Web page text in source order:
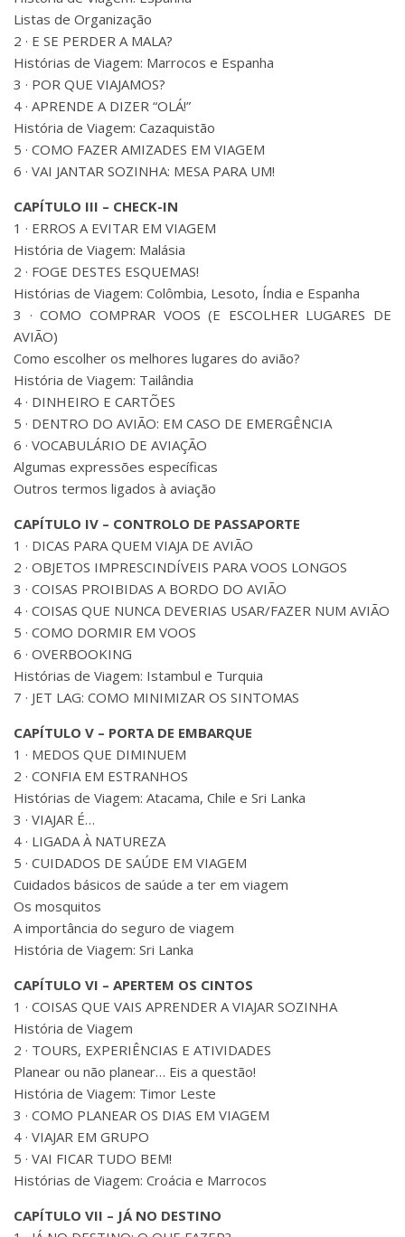
Listas de Organização
2 · E SE PERDER A MALA?
Histórias de Viagem: Marrocos e Espanha
3 · POR QUE VIAJAMOS?
4 · APRENDE A DIZER “OLÁ!”
História de Viagem: Cazaquistão
5 · COMO FAZER AMIZADES EM VIAGEM
6 · VAI JANTAR SOZINHA: MESA PARA UM!
CAPÍTULO III – CHECK-IN
1 · ERROS A EVITAR EM VIAGEM
História de Viagem: Malásia
2 · FOGE DESTES ESQUEMAS!
Histórias de Viagem: Colômbia, Lesoto, Índia e Espanha
3 · COMO COMPRAR VOOS (E ESCOLHER LUGARES DE
AVIÃO)
Como escolher os melhores lugares do avião?
História de Viagem: Tailândia
4 · DINHEIRO E CARTÕES
5 · DENTRO DO AVIÃO: EM CASO DE EMERGÊNCIA
6 · VOCABULÁRIO DE AVIAÇÃO
Algumas expressões específicas
Outros termos ligados à aviação
CAPÍTULO IV – CONTROLO DE PASSAPORTE
1 · DICAS PARA QUEM VIAJA DE AVIÃO
2 · OBJETOS IMPRESCINDÍVEIS PARA VOOS LONGOS
3 · COISAS PROIBIDAS A BORDO DO AVIÃO
4 · COISAS QUE NUNCA DEVERIAS USAR/FAZER NUM AVIÃO
5 · COMO DORMIR EM VOOS
6 · OVERBOOKING
Histórias de Viagem: Istambul e Turquia
7 · JET LAG: COMO MINIMIZAR OS SINTOMAS
CAPÍTULO V – PORTA DE EMBARQUE
1 · MEDOS QUE DIMINUEM
2 · CONFIA EM ESTRANHOS
Histórias de Viagem: Atacama, Chile e Sri Lanka
3 · VIAJAR É…
4 · LIGADA À NATUREZA
5 · CUIDADOS DE SAÚDE EM VIAGEM
Cuidados básicos de saúde a ter em viagem
Os mosquitos
A importância do seguro de viagem
História de Viagem: Sri Lanka
CAPÍTULO VI – APERTEM OS CINTOS
1 · COISAS QUE VAIS APRENDER A VIAJAR SOZINHA
História de Viagem
2 · TOURS, EXPERIÊNCIAS E ATIVIDADES
Planear ou não planear… Eis a questão!
História de Viagem: Timor Leste
3 · COMO PLANEAR OS DIAS EM VIAGEM
4 · VIAJAR EM GRUPO
5 · VAI FICAR TUDO BEM!
Histórias de Viagem: Croácia e Marrocos
CAPÍTULO VII – JÁ NO DESTINO